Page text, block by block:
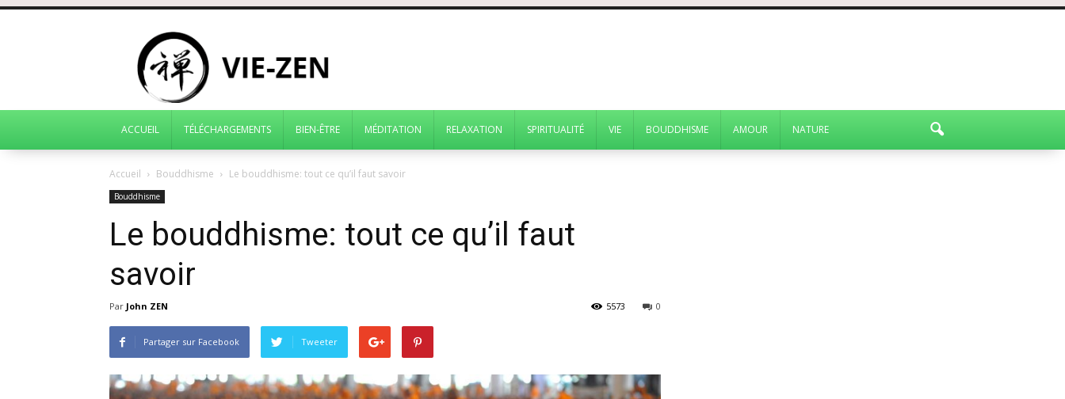
ACCUEIL TÉLÉCHARGEMENTS BIEN-ÊTRE MÉDITATION RELAXATION SPIRITUALITÉ VIE BOUDDHISME AMOUR NATURE
Accueil Bouddhisme Le bouddhisme: tout ce qu’il faut savoir
Bouddhisme
Le bouddhisme: tout ce qu’il faut
savoir
Par John ZEN 0
5573
Partager sur Facebook Tweeter